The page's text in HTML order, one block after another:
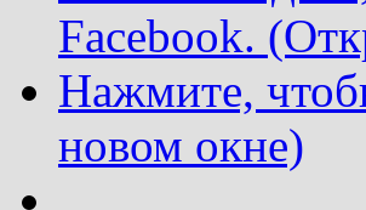
Facebook.
Нажмите,
новом окне)